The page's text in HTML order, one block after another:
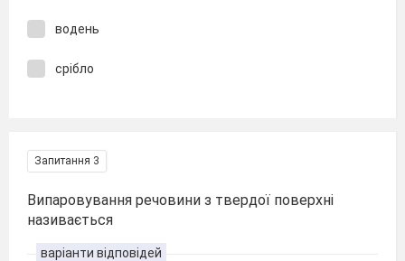
водень
срібло
Запитання 3
Випаровування речовини з твердої поверхні
називається
варіанти відповідей